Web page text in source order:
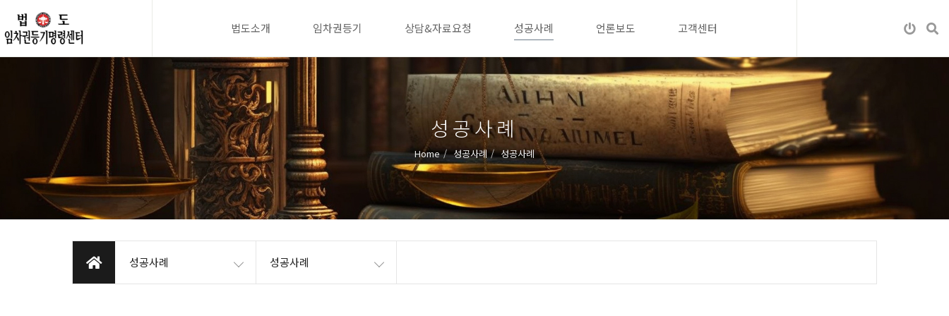
법도소개 임차권등기 상담&자료요청 성공사례 언론보도 고객센터
성공사례
Home 성공사례 성공사례
성공사례 성공사례